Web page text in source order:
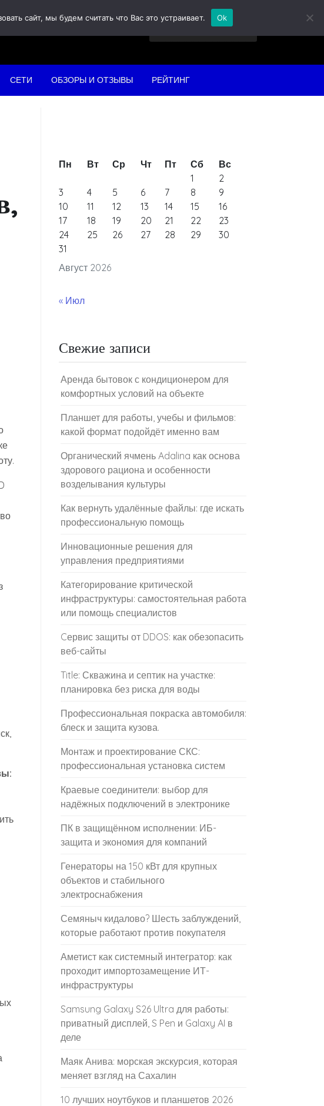
СЕТИ ОБЗОРЫ И ОТЗЫВЫ РЕЙТИНГ
Август 2026
Пн Вт Ср Чт Пт Сб
Вс
1
2
3
4 5 6 7 8
9
10
11 12 13 14 15
16
17
18 19 20 21 22
23
24
25 26 27 28 29
30
31
« Июл
Свежие записи
Аренда бытовок с кондиционером для
комфортных условий на объекте
Планшет для работы, учебы и фильмов:
какой формат подойдёт именно вам
Органический ячмень Adalina как основа
здорового рациона и особенности
возделывания культуры
Как вернуть удалённые файлы: где искать
профессиональную помощь
Инновационные решения для
управления предприятиями
Категорирование критической
инфраструктуры: самостоятельная работа
или помощь специалистов
Cервис защиты от DDOS: как обезопасить
веб-сайты
Title: Скважина и септик на участке:
планировка без риска для воды
Профессиональная покраска автомобиля:
блеск и защита кузова.
Монтаж и проектирование СКС:
профессиональная установка систем
Краевые соединители: выбор для
надёжных подключений в электронике
ПК в защищённом исполнении: ИБ-
защита и экономия для компаний
Генераторы на 150 кВт для крупных
объектов и стабильного
электроснабжения
Семяныч кидалово? Шесть заблуждений,
которые работают против покупателя
Аметист как системный интегратор: как
проходит импортозамещение ИТ-
инфраструктуры
Samsung Galaxy S26 Ultra для работы:
приватный дисплей, S Pen и Galaxy AI в
деле
Маяк Анива: морская экскурсия, которая
меняет взгляд на Сахалин
10 лучших ноутбуков и планшетов 2026
сайт, мы будем считать что Вас это устраивает. Ok